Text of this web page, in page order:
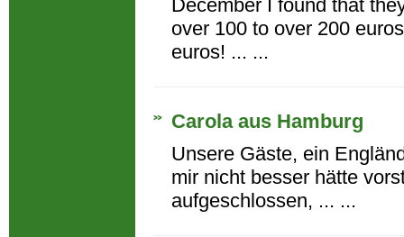
December I found that
over 100 to over 200
euros! ... ...
Carola aus Hamburg
Unsere Gäste, ein
mir nicht besser hätte
aufgeschlossen, ... ...